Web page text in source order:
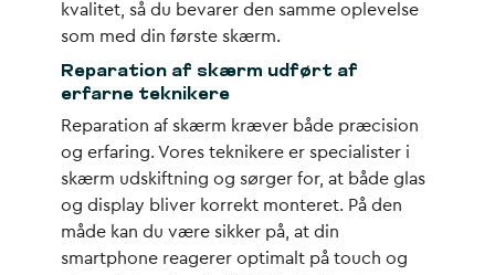
kvalitet, så du bevarer den samme oplevelse
som med din første skærm.
Reparation af skærm udført af
erfarne teknikere
Reparation af skærm kræver både præcision
og erfaring. Vores teknikere er specialister i
skærm udskiftning og sørger for, at både glas
og display bliver korrekt monteret. På den
måde kan du være sikker på, at din
smartphone reagerer optimalt på touch og